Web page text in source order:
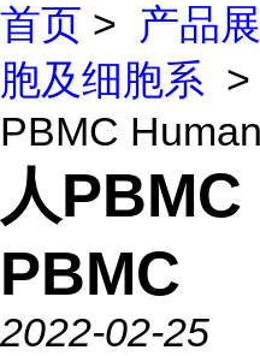
首页 > 产品
胞及细胞系 >
PBMC
人
PBMC
2022-02-25